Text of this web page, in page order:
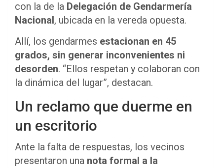
con la de la Delegación de Gendarmería
Nacional, ubicada en la vereda opuesta.
Allí, los gendarmes estacionan en 45
grados, sin generar inconvenientes ni
desorden. “Ellos respetan y colaboran con
la dinámica del lugar”, destacan.
Un reclamo que duerme en
un escritorio
Ante la falta de respuestas, los vecinos
presentaron una nota formal a la